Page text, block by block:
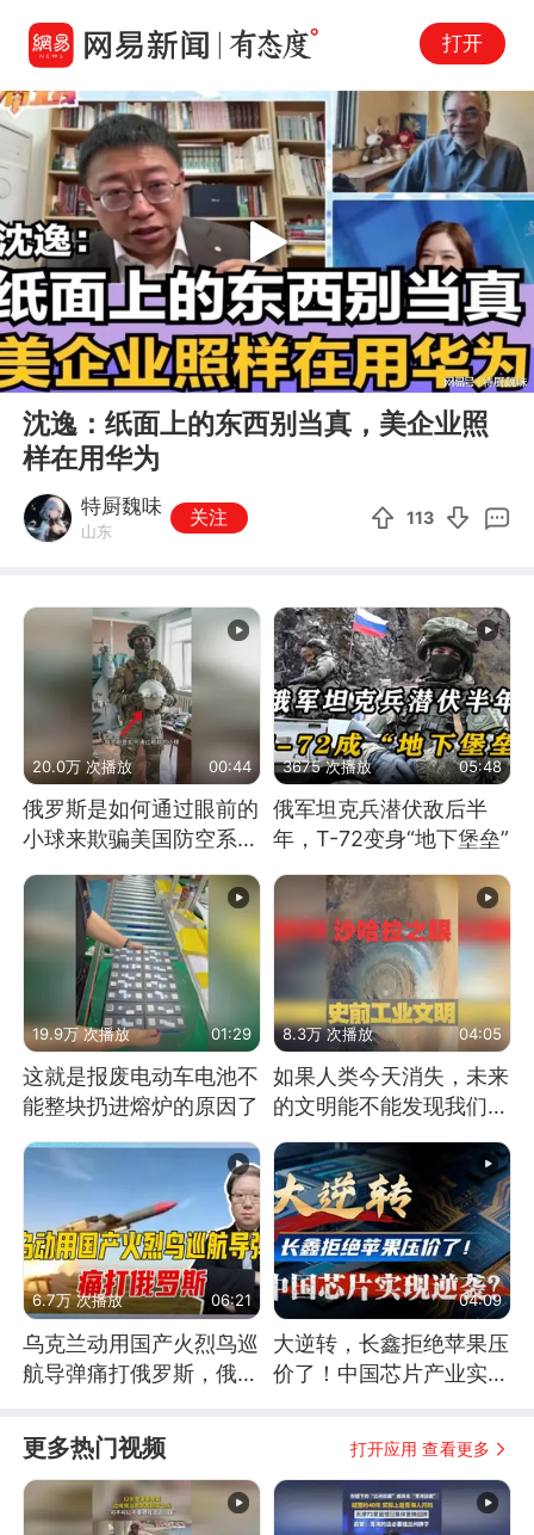
打开
00:00 02:46
Play
沈逸：纸面上的东西别当真，美企业照
样在用华为
特厨魏味
山东
关注 113
20.0万 次播放 00:44
俄罗斯是如何通过眼前的
小球来欺骗美国防空系统
的
3675 次播放 05:48
俄军坦克兵潜伏敌后半
年，T-72变身“地下堡垒”
19.9万 次播放 01:29
这就是报废电动车电池不
能整块扔进熔炉的原因了
8.3万 次播放 04:05
如果人类今天消失，未来
的文明能不能发现我们存
6.7万 次播放 06:21
乌克兰动用国产火烈鸟巡
航导弹痛打俄罗斯，俄军
04:09
大逆转，长鑫拒绝苹果压
价了！中国芯片产业实现
更多热门视频 打开应用 查看更多